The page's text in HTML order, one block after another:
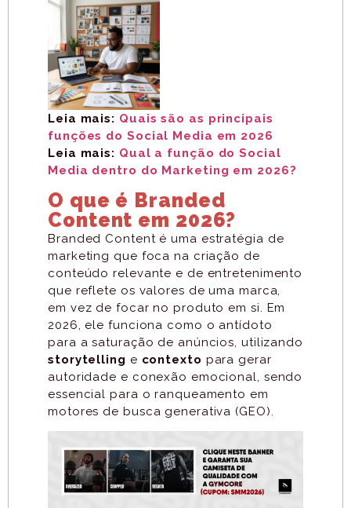
Leia mais: Quais são as principais
funções do Social Media em 2026
Leia mais: Qual a função do Social
Media dentro do Marketing em 2026?
O que é Branded
Content em 2026?
Branded Content é uma estratégia de
marketing que foca na criação de
conteúdo relevante e de entretenimento
que reflete os valores de uma marca,
em vez de focar no produto em si. Em
2026, ele funciona como o antídoto
para a saturação de anúncios, utilizando
storytelling e contexto para gerar
autoridade e conexão emocional, sendo
essencial para o ranqueamento em
motores de busca generativa (GEO).